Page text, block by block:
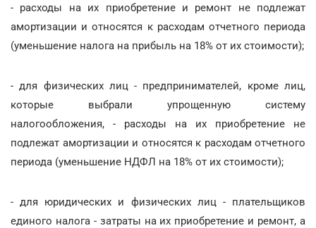
- расходы на их приобретение и ремонт не подлежат
амортизации и относятся к расходам отчетного периода
(уменьшение налога на прибыль на 18% от их стоимости);
- для физических лиц - предпринимателей, кроме лиц,
которые выбрали упрощенную систему
налогообложения, - расходы на их приобретение не
подлежат амортизации и относятся к расходам отчетного
периода (уменьшение НДФЛ на 18% от их стоимости);
- для юридических и физических лиц - плательщиков
единого налога - затраты на их приобретение и ремонт, а